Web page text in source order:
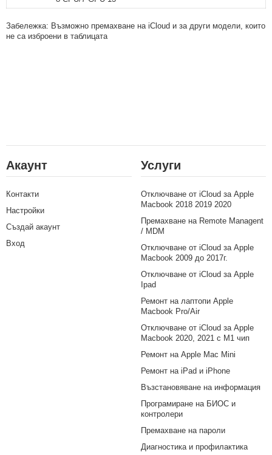
Забележка: Възможно премахване на iCloud и за други модели, които
не са изброени в таблицата
Акаунт
Контакти
Настройки
Създай акаунт
Вход
Услуги
Отключване от iCloud за Apple
Macbook 2018 2019 2020
Премахване на Remote Managent
/ MDM
Отключване от iCloud за Apple
Macbook 2009 до 2017г.
Отключване от iCloud за Apple
Ipad
Ремонт на лаптопи Apple
Macbook Pro/Air
Отключване от iCloud за Apple
Macbook 2020, 2021 с M1 чип
Ремонт на Apple Mac Mini
Ремонт на iPad и iPhone
Възстановяване на информация
Програмиране на БИОС и
контролери
Премахване на пароли
Диагностика и профилактика